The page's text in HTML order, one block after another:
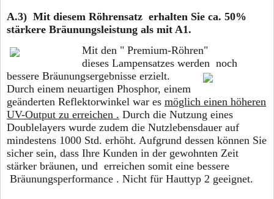
A.3) Mit diesem Röhrensatz erhalten Sie ca. 50%
stärkere Bräunungsleistung als mit A1.
Mit den " Premium-Röhren"
dieses Lampensatzes werden noch
bessere Bräunungsergebnisse erzielt.
Durch einem neuartigen Phosphor, einem
geänderten Reflektorwinkel war es möglich einen höheren
UV-Output zu erreichen . Durch die Nutzung eines
Doublelayers wurde zudem die Nutzlebensdauer auf
mindestens 1000 Std. erhöht. Aufgrund dessen können Sie
sicher sein, dass Ihre Kunden in der gewohnten Zeit
stärker bräunen, und erreichen somit eine bessere
Bräunungsperformance . Nicht für Hauttyp 2 geeignet.